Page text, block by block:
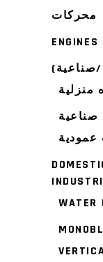
محركات
ENGINES
صناعية)
منزلية
WATER